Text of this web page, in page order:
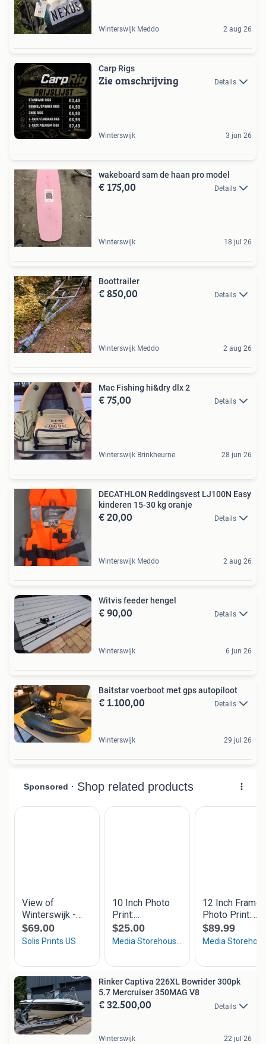
Winterswijk Meddo 2 aug 26
Carp Rigs
Zie omschrijving Details
Winterswijk 3 jun 26
wakeboard sam de haan pro model
€ 175,00 Details
Winterswijk 18 jul 26
Boottrailer
€ 850,00 Details
Winterswijk Meddo 2 aug 26
Mac Fishing hi&dry dlx 2
€ 75,00 Details
Winterswijk Brinkheurne 28 jun 26
DECATHLON Reddingsvest LJ100N Easy
kinderen 15-30 kg oranje
€ 20,00 Details
Winterswijk Meddo 2 aug 26
Witvis feeder hengel
€ 90,00 Details
Winterswijk 6 jun 26
Baitstar voerboot met gps autopiloot
€ 1.100,00 Details
Winterswijk 29 jul 26
Rinker Captiva 226XL Bowrider 300pk
5.7 Mercruiser 350MAG V8
€ 32.500,00 Details
Winterswijk 22 jul 26